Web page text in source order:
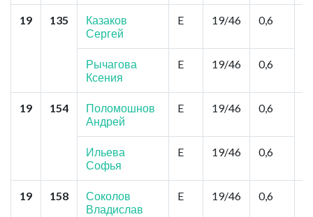
19 135
Казаков
Сергей
E 19/46 0,6
Рычагова
Ксения
E 19/46 0,6
19 154
Поломошнов
Андрей
E 19/46 0,6
Ильева
Софья
E 19/46 0,6
19 158
Соколов
Владислав
E 19/46 0,6